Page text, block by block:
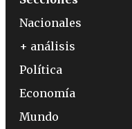
Nacionales
+ análisis
Política
Economía
Mundo